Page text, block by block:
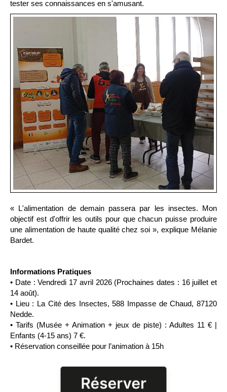
tester ses connaissances en s'amusant.
« L'alimentation de demain passera par les insectes. Mon
objectif est d'offrir les outils pour que chacun puisse produire
une alimentation de haute qualité chez soi », explique Mélanie
Bardet.
Informations Pratiques
• Date : Vendredi 17 avril 2026 (Prochaines dates : 16 juillet et
14 août).
• Lieu : La Cité des Insectes, 588 Impasse de Chaud, 87120
Nedde.
• Tarifs (Musée + Animation + jeux de piste) : Adultes 11 € |
Enfants (4-15 ans) 7 €.
• Réservation conseillée pour l’animation à 15h